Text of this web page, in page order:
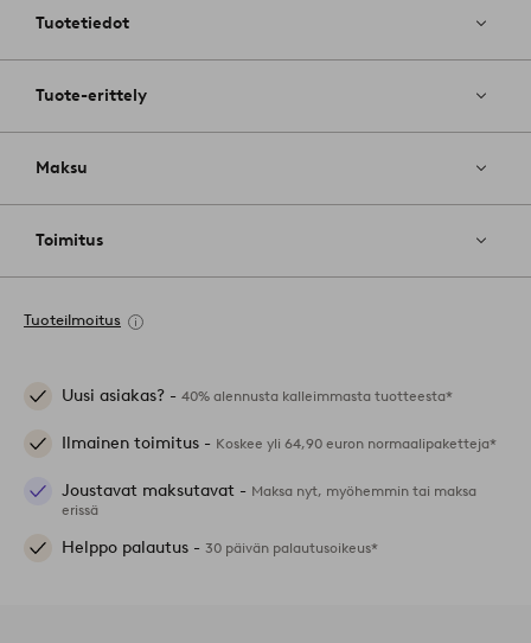
Tuotetiedot
Tuote-erittely
Maksu
Toimitus
Tuoteilmoitus
Uusi asiakas? - 40% alennusta kalleimmasta tuotteesta*
Ilmainen toimitus - Koskee yli 64,90 euron normaalipaketteja*
Joustavat maksutavat - Maksa nyt, myöhemmin tai maksa
erissä
Helppo palautus - 30 päivän palautusoikeus*